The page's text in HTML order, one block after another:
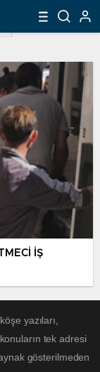
İŞ
yazıları,
tek adresi
gösterilmeden